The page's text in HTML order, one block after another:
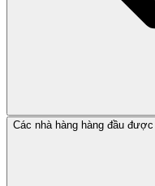
Các nhà hàng hàng đầu